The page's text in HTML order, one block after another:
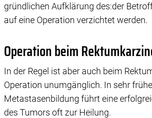
gründlichen Aufklärung des:der
auf eine Operation verzichtet werden.
Operation beim
In der Regel ist aber auch beim
Operation unumgänglich. In sehr
Metastasenbildung führt eine
des Tumors oft zur Heilung.